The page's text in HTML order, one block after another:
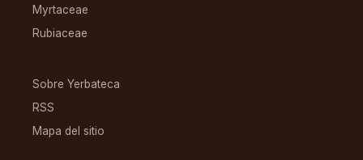
Myrtaceae
Rubiaceae
Sobre Yerbateca
RSS
Mapa del sitio